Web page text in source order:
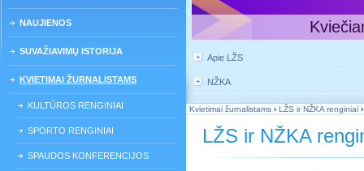
NAUJIENOS
SUVAŽIAVIMŲ ISTORIJA
KVIETIMAI ŽURNALISTAMS
KULTŪROS RENGINIAI
SPORTO RENGINIAI
SPAUDOS KONFERENCIJOS
Apie LŽS
NŽKA
Kvietimai žurnalistams › LŽS ir NŽKA renginiai
LŽS ir NŽKA